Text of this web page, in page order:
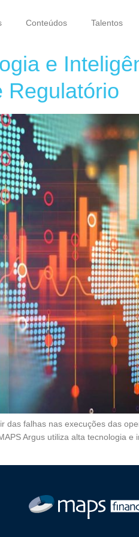
Conteúdos Talentos
e
Regulatório
falhas nas execuções das
Argus utiliza alta tecnologia